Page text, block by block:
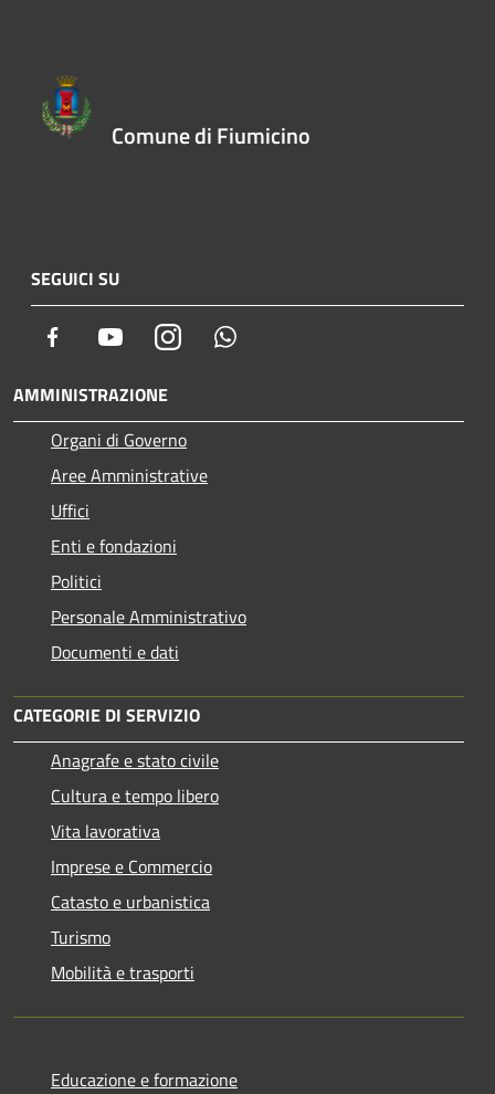
Comune di Fiumicino
SEGUICI SU
Facebook YoutubeInstagram
AMMINISTRAZIONE
Organi di Governo
Aree Amministrative
Uffici
Enti e fondazioni
Politici
Personale Amministrativo
Documenti e dati
CATEGORIE DI SERVIZIO
Anagrafe e stato civile
Cultura e tempo libero
Vita lavorativa
Imprese e Commercio
Catasto e urbanistica
Turismo
Mobilità e trasporti
Educazione e formazione